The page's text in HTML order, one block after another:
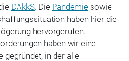
DAkkS. Die Pandemiesowie
haben hier die
hervorgerufen.
haben wir eine
gegründet, in der alle